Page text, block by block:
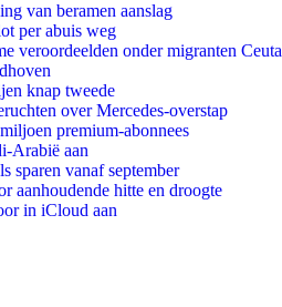
van beramen aanslag
per abuis weg
veroordeelden onder migranten Ceuta
knap tweede
over Mercedes-overstap
premium-abonnees
Arabië aan
sparen vanaf september
aanhoudende hitte en droogte
in iCloud aan